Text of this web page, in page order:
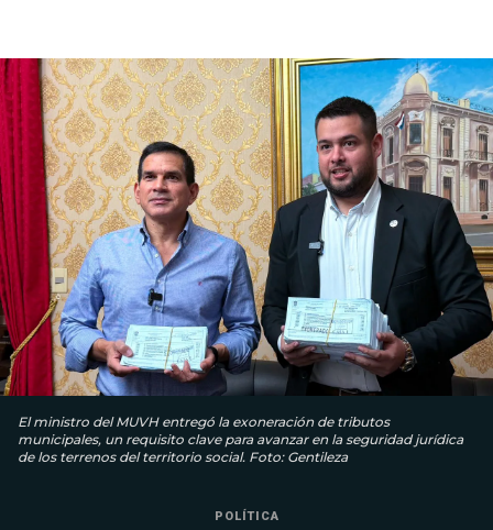
El ministro del MUVH entregó la exoneración de tributos
municipales, un requisito clave para avanzar en la seguridad jurídica
de los terrenos del territorio social. Foto: Gentileza
POLÍTICA